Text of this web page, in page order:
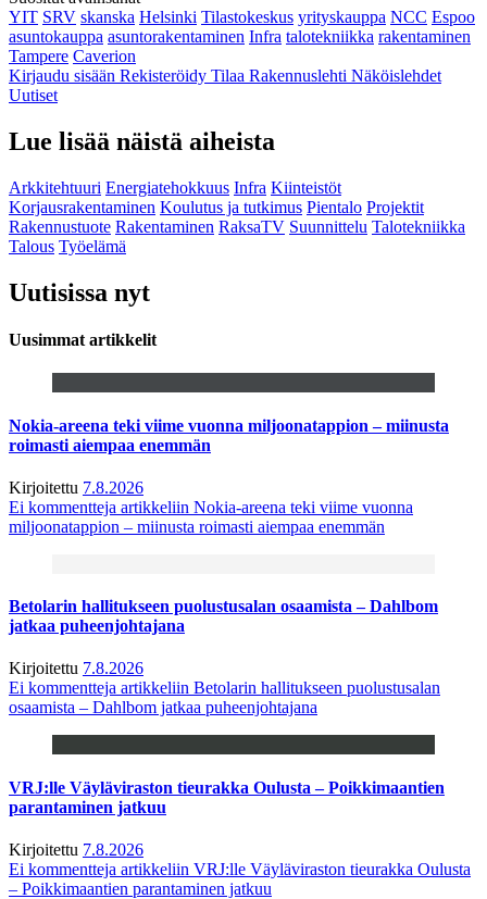
YIT SRV skanska Helsinki Tilastokeskus yrityskauppa NCC Espoo
asuntokauppa asuntorakentaminen Infra talotekniikka rakentaminen
Tampere Caverion
Kirjaudu sisään Rekisteröidy Tilaa Rakennuslehti Näköislehdet
Uutiset
Lue lisää näistä aiheista
Arkkitehtuuri Energiatehokkuus Infra Kiinteistöt
Korjausrakentaminen Koulutus ja tutkimus Pientalo Projektit
Rakennustuote Rakentaminen RaksaTV Suunnittelu Talotekniikka
Talous Työelämä
Uutisissa nyt
Uusimmat artikkelit
Nokia-areena teki viime vuonna miljoonatappion – miinusta
roimasti aiempaa enemmän
Kirjoitettu 7.8.2026
Ei kommentteja artikkeliin Nokia-areena teki viime vuonna
miljoonatappion – miinusta roimasti aiempaa enemmän
Betolarin hallitukseen puolustusalan osaamista – Dahlbom
jatkaa puheenjohtajana
Kirjoitettu 7.8.2026
Ei kommentteja artikkeliin Betolarin hallitukseen puolustusalan
osaamista – Dahlbom jatkaa puheenjohtajana
VRJ:lle Väyläviraston tieurakka Oulusta – Poikkimaantien
parantaminen jatkuu
Kirjoitettu 7.8.2026
Ei kommentteja artikkeliin VRJ:lle Väyläviraston tieurakka Oulusta
– Poikkimaantien parantaminen jatkuu